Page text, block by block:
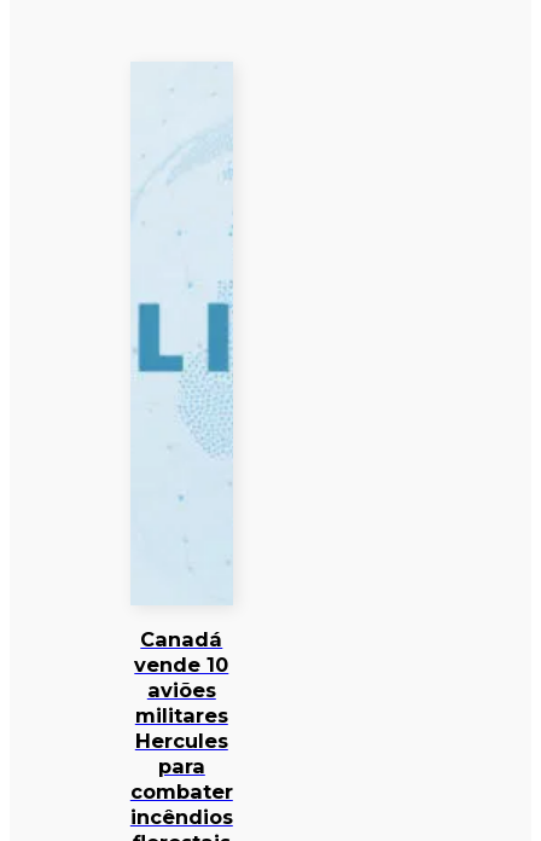
Canadá
vende 10
aviões
militares
Hercules
para
combater
incêndios